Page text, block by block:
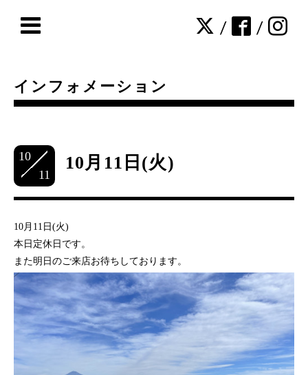
/ /
インフォメーション
10
11
10月11日(火)
10月11日(火)
本日定休日です。
また明日のご来店お待ちしております。